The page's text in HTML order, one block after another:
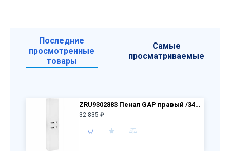
Последние
просмотренные
товары
Самые
просматриваемые
ZRU9302883 Пенал GAP правый /34,4х19,9х160/ (белый глянцевый)
32 835 ₽